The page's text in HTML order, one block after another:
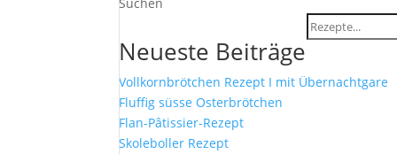
Neueste Beiträge
Vollkornbrötchen Rezept I mit Übernachtgare
Fluffig süsse Osterbrötchen
Flan-Pâtissier-Rezept
Skoleboller Rezept